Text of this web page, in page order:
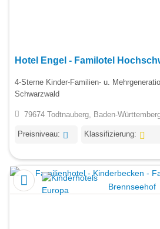
Hotel Engel - Familotel
4-Sterne Kinder-Familien- u.
Schwarzwald
79674 Todtnauberg, Baden-
Preisniveau: Klassifizierung: